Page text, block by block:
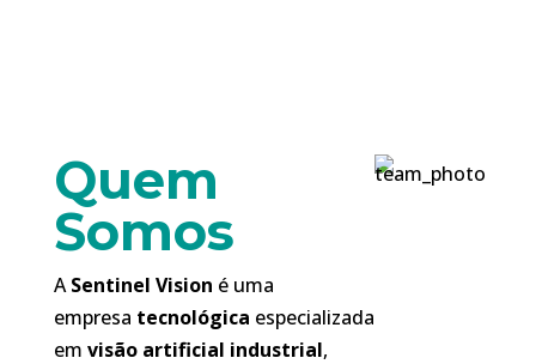
Quem
Somos
A Sentinel Vision é uma
empresa tecnológica especializada
em visão artificial industrial,